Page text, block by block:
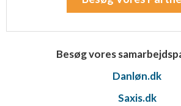
Besøg vores
Danløn.dk
Saxis.dk